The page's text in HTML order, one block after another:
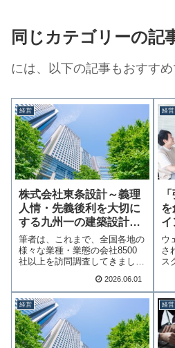
同じカテゴリーの記
には、以下の記事もおすすめ
経営
株式会社東条設計～義理
人情・先義後利を大切に
する九州一の建築設計会
社
筆者は、これまで、全国各地の
様々な業種・業態の会社8500
社以上を訪問調査してきました
2026.06.01
経営
を
イ
ウ
さ
ス
経営 経営